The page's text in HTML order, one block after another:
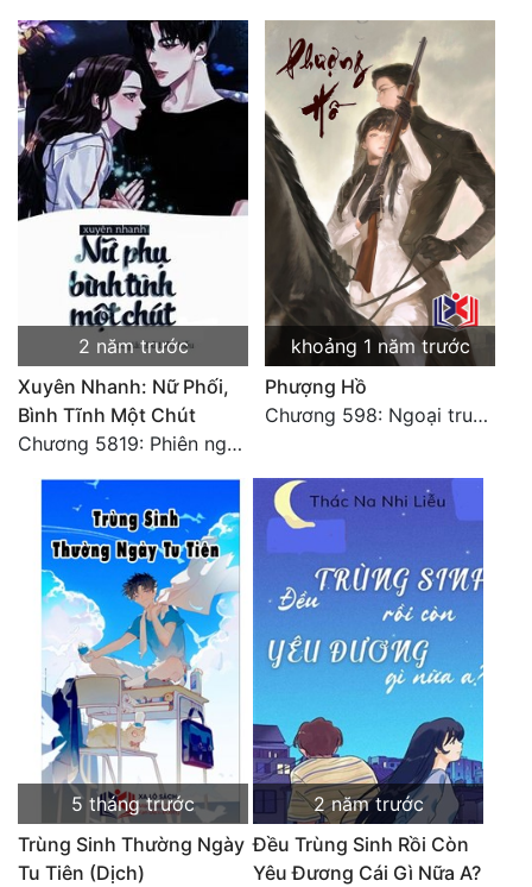
2 năm trước
Xuyên Nhanh: Nữ Phối,
Bình Tĩnh Một Chút
Chương 5819: Phiên ngoại: Trở lại STARS [HẾT]
khoảng 1 năm trước
Phượng Hồ
Chương 598: Ngoại truyện: Tiểu Tiểu Ký
5 tháng trước
Trùng Sinh Thường Ngày
Tu Tiên (Dịch)
2 năm trước
Đều Trùng Sinh Rồi Còn
Yêu Đương Cái Gì Nữa A?